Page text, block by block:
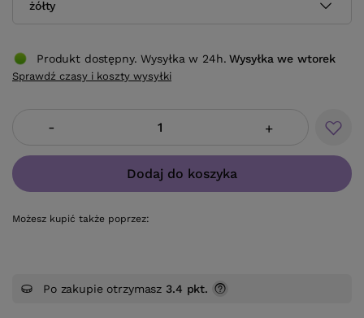
żółty
- +
Dodaj do koszyka
Możesz kupić także poprzez:
Produkt dostępny. Wysyłka w 24h. Wysyłkawe wtorek
Sprawdź czasy i koszty wysyłki
Po zakupie otrzymasz 3.4 pkt.